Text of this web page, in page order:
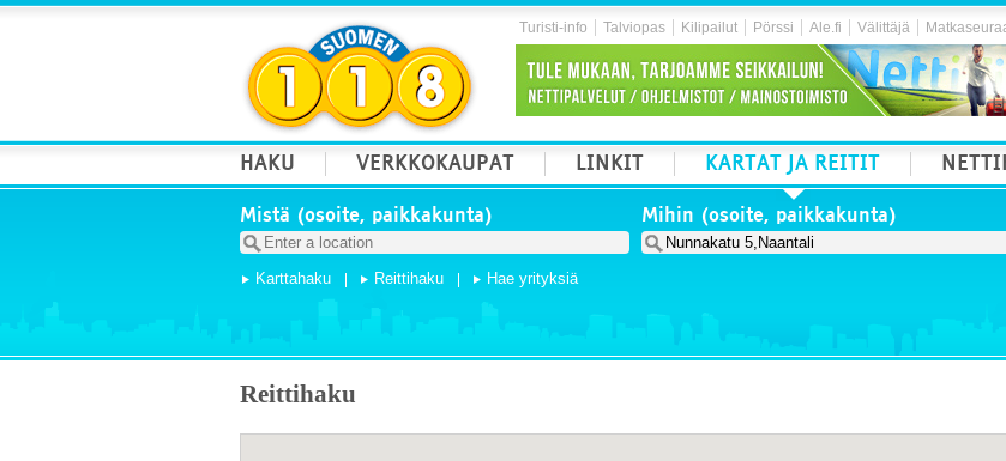
Turisti-info Talviopas Kilipailut Pörssi Ale.fi Välittäjä
HAKU VERKKOKAUPAT LINKIT KARTAT JA REITIT
Karttahaku Reittihaku Hae yrityksiä
Mistä (osoite, paikkakunta) Mihin (osoite, paikkakunta)
Reittihaku